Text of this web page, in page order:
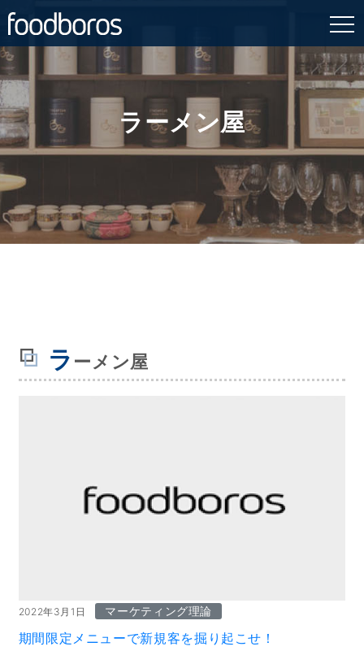
Skip
to
content
ラーメン屋
ラ ーメン屋
2022年3月1日 マーケティング理論
期間限定メニューで新規客を掘り起こせ！